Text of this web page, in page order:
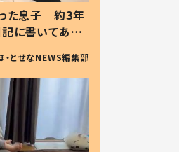
た息子 約3年
に書いてあっ
・とせなNEWS編集部